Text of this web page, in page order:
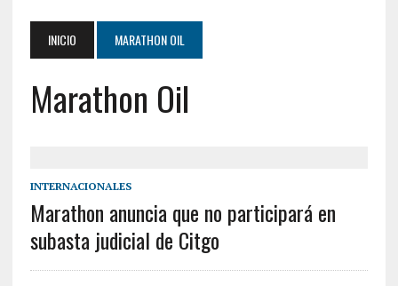
INICIO MARATHON OIL
Marathon Oil
INTERNACIONALES
Marathon anuncia que no participará en
subasta judicial de Citgo